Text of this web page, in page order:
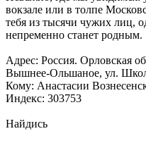
вокзале или в толпе
тебя из тысячи чужих лиц,
непременно станет родным.
Адрес: Россия. Орловская
Вышнее-Ольшаное, ул.
Кому: Анастасии
Индекс: 303753
Найдись